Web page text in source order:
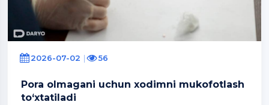
2026-07-02 56
Pora olmagani uchun xodimni mukofotlash
to‘xtatiladi